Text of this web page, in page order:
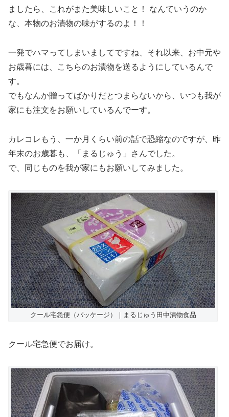
ましたら、これがまた美味しいこと！ なんていうのか
な、本物のお漬物の味がするのよ！！
一発でハマってしまいましてですね、それ以来、お中元や
お歳暮には、こちらのお漬物を送るようにしているんで
す。
でもなんか贈ってばかりだとつまらないから、いつも我が
家にも注文をお願いしているんでーす。
カレコレもう、一か月くらい前の話で恐縮なのですが、昨
年末のお歳暮も、「まるじゅう」さんでした。
で、同じものを我が家にもお願いしてみました。
クール宅急便（パッケージ）｜まるじゅう田中漬物食品
クール宅急便でお届け。